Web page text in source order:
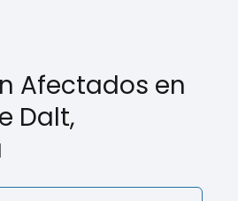
Afectados en
Dalt,